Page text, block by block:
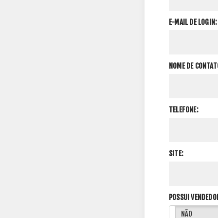
E-MAIL DE LOGIN:
NOME DE
TELEFONE:
SITE:
POSSUI
NÃO